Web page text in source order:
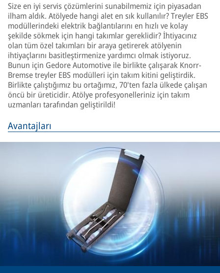
Size en iyi servis çözümlerini sunabilmemiz için piyasadan
ilham aldık. Atölyede hangi alet en sık kullanılır? Treyler EBS
modüllerindeki elektrik bağlantılarını en hızlı ve kolay
şekilde sökmek için hangi takımlar gereklidir? İhtiyacınız
olan tüm özel takımları bir araya getirerek atölyenin
ihtiyaçlarını basitleştirmenize yardımcı olmak istiyoruz.
Bunun için Gedore Automotive ile birlikte çalışarak Knorr-
Bremse treyler EBS modülleri için takım kitini geliştirdik.
Birlikte çalıştığımız bu ortağımız, 70'ten fazla ülkede çalışan
öncü bir üreticidir. Atölye profesyonelleriniz için takım
uzmanları tarafından geliştirildi!
Avantajları